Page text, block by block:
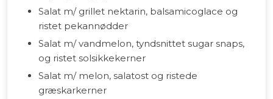
Salat m/ grillet nektarin, balsamicoglace og
ristet pekannødder
Salat m/ vandmelon, tyndsnittet sugar snaps,
og ristet solsikkekerner
Salat m/ melon, salatost og ristede
græskarkerner